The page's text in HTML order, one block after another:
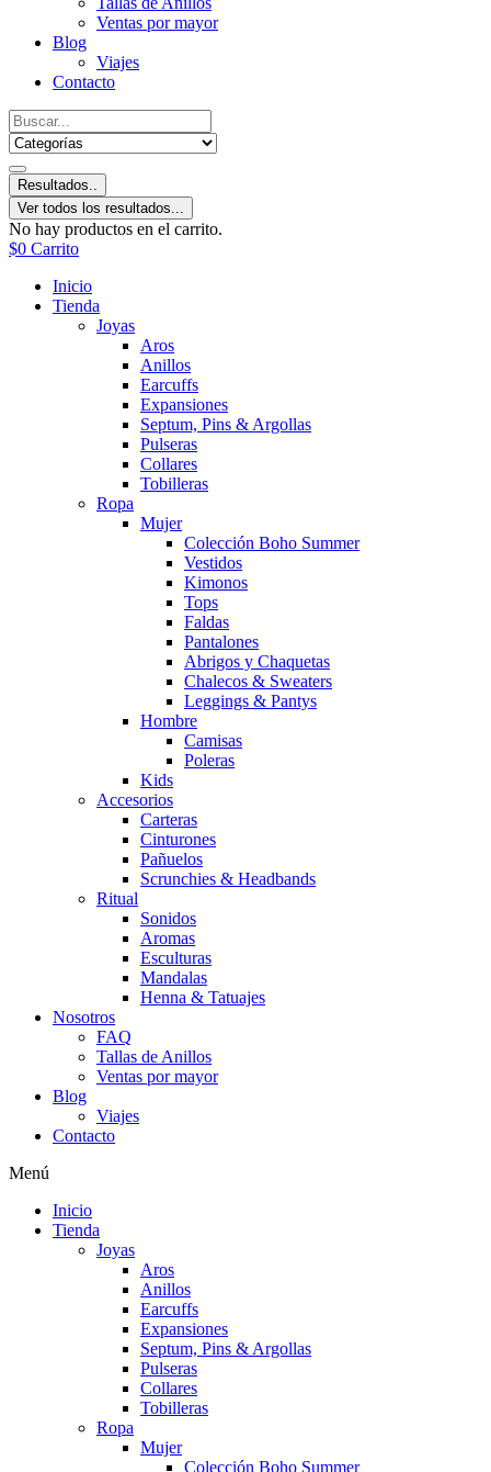
Ventas por mayor
Blog
Viajes
Contacto
Resultados..
Ver todos los resultados...
No hay productos en el carrito.
$0 Carrito
Inicio
Tienda
Joyas
Aros
Anillos
Earcuffs
Expansiones
Septum, Pins & Argollas
Pulseras
Collares
Tobilleras
Ropa
Mujer
Colección Boho Summer
Vestidos
Kimonos
Tops
Faldas
Pantalones
Abrigos y Chaquetas
Chalecos & Sweaters
Leggings & Pantys
Hombre
Camisas
Poleras
Kids
Accesorios
Carteras
Cinturones
Pañuelos
Scrunchies & Headbands
Ritual
Sonidos
Aromas
Esculturas
Mandalas
Henna & Tatuajes
Nosotros
FAQ
Tallas de Anillos
Ventas por mayor
Blog
Viajes
Contacto
Menú
Inicio
Tienda
Joyas
Aros
Anillos
Earcuffs
Expansiones
Septum, Pins & Argollas
Pulseras
Collares
Tobilleras
Ropa
Mujer
Colección Boho Summer